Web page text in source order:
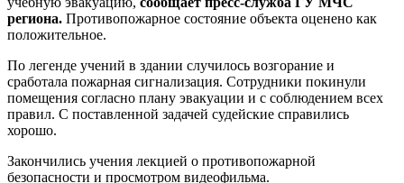
региона. Противопожарное состояние объекта оценено как
положительное.
По легенде учений в здании случилось возгорание и
сработала пожарная сигнализация. Сотрудники покинули
помещения согласно плану эвакуации и с соблюдением всех
правил. С поставленной задачей судейские справились
хорошо.
Закончились учения лекцией о противопожарной
безопасности и просмотром видеофильма.